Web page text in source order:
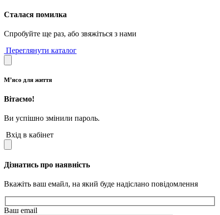
Сталася помилка
Спробуйте ще раз, або звяжіться з нами
Переглянути каталог
М’ясо для життя
Вітаємо!
Ви успішно змінили пароль.
Вхід в кабінет
Дізнатись про наявність
Вкажіть ваш емайл, на який буде надіслано повідомлення
Ваш email